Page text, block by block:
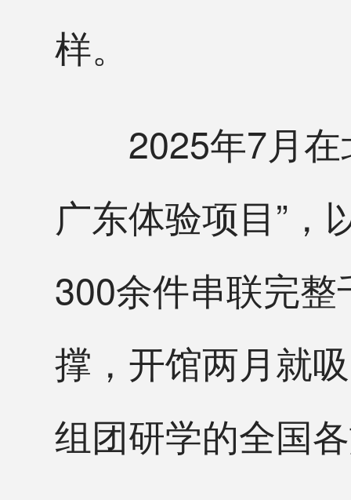
样。
2025年7月在
广东体验项目”，
300余件串联完
撑，开馆两月就
组团研学的全国